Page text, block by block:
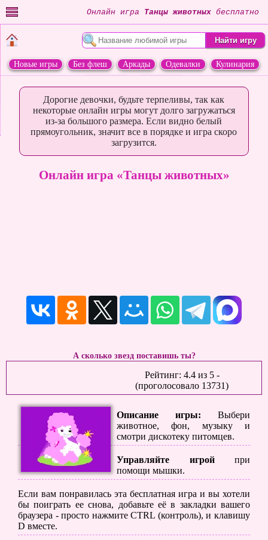
Онлайн игра Танцы животных бесплатно
Новые игры Без флеш Аркады Одевалки
Кулинария
Дорогие девочки, будьте терпеливы, так как
некоторые онлайн игры могут долго загружаться
из-за большого размера. Если видно белый
прямоугольник, значит все в порядке и игра скоро
загрузится.
Онлайн игра «Танцы животных»
А сколько звезд поставишь ты?
Рейтинг: 4.4из 5-
(проголосовало 13731)
Описание игры: Выбери
животное, фон, музыку и
смотри дискотеку питомцев.
Управляйте игройпри
помощи мышки.
Если вам понравилась эта бесплатная игра и вы хотели
бы поиграть ее снова, добавьте её в закладки вашего
браузера - просто нажмите CTRL (контроль), и клавишу
D вместе.